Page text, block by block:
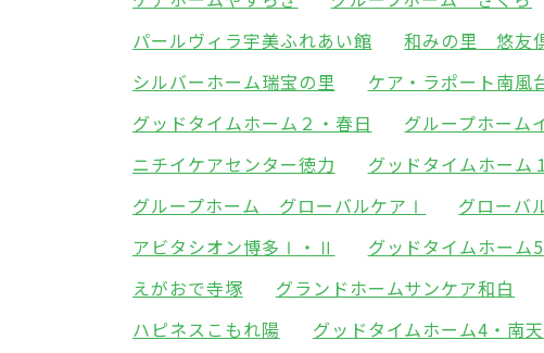
パールヴィラ宇美ふれあい館
和みの里 悠友
シルバーホーム瑞宝の里
ケア・ラポート南風
グッドタイムホーム２・春日
グループホーム
ニチイケアセンター徳力
グッドタイムホーム
グループホーム グローバルケアⅠ
グロー
アビタシオン博多Ⅰ・Ⅱ
グッドタイムホーム
えがおで寺塚
グランドホームサンケア和白
ハピネスこもれ陽
グッドタイムホーム4・南